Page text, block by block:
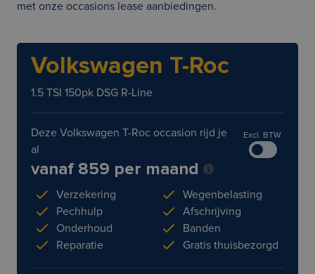
met onze occasions lease aanbiedingen.
Volkswagen T-Roc
1.5 TSI 150pk DSG R-Line
Deze Volkswagen T-Roc occasion rijd je
al
vanaf 859 per maand
Excl. BTW
Verzekering
Pechhulp
Onderhoud
Reparatie
Wegenbelasting
Afschrijving
Banden
Gratis thuisbezorgd